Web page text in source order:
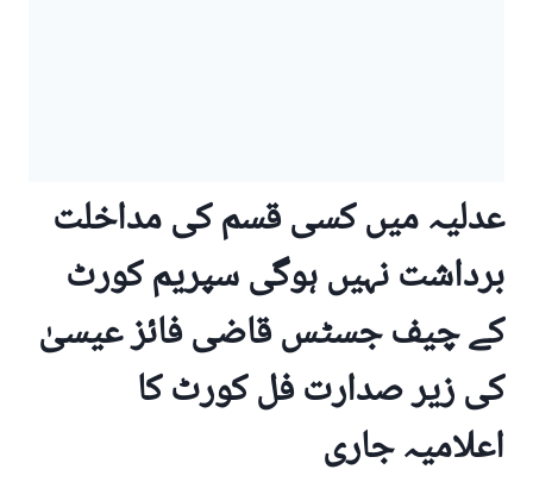
عدلیہ میں کسی قسم کی مداخلت
برداشت نہیں ہوگی سپریم کورٹ
کے چیف جسٹس قاضی فائز عیسیٰ
کی زیر صدارت فل کورٹ کا
اعلامیہ جاری